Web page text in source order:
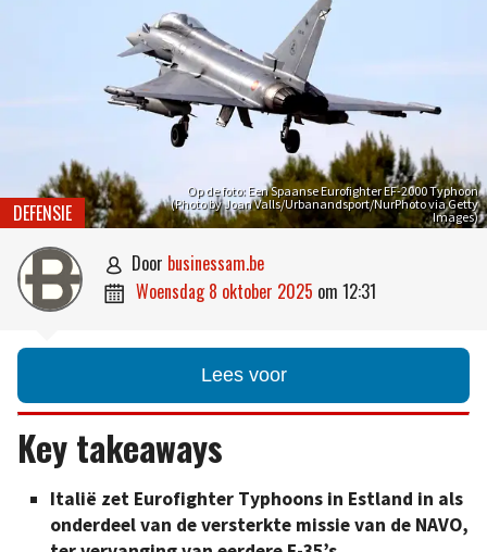
Op de foto: Een Spaanse Eurofighter EF-2000 Typhoon
(Photo by Joan Valls/Urbanandsport/NurPhoto via Getty
Images)
DEFENSIE
 door businessam.be
 woensdag 8 oktober 2025 om 12:31
Lees voor
Key takeaways
Italië zet Eurofighter Typhoons in Estland in als
onderdeel van de versterkte missie van de NAVO,